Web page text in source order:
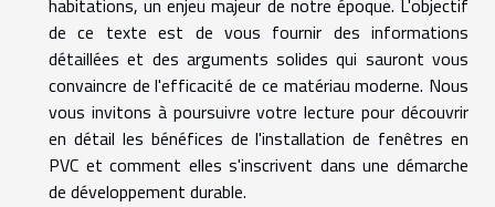
habitations, un enjeu majeur de notre époque. L'objectif
de ce texte est de vous fournir des informations
détaillées et des arguments solides qui sauront vous
convaincre de l'efficacité de ce matériau moderne. Nous
vous invitons à poursuivre votre lecture pour découvrir
en détail les bénéfices de l'installation de fenêtres en
PVC et comment elles s'inscrivent dans une démarche
de développement durable.